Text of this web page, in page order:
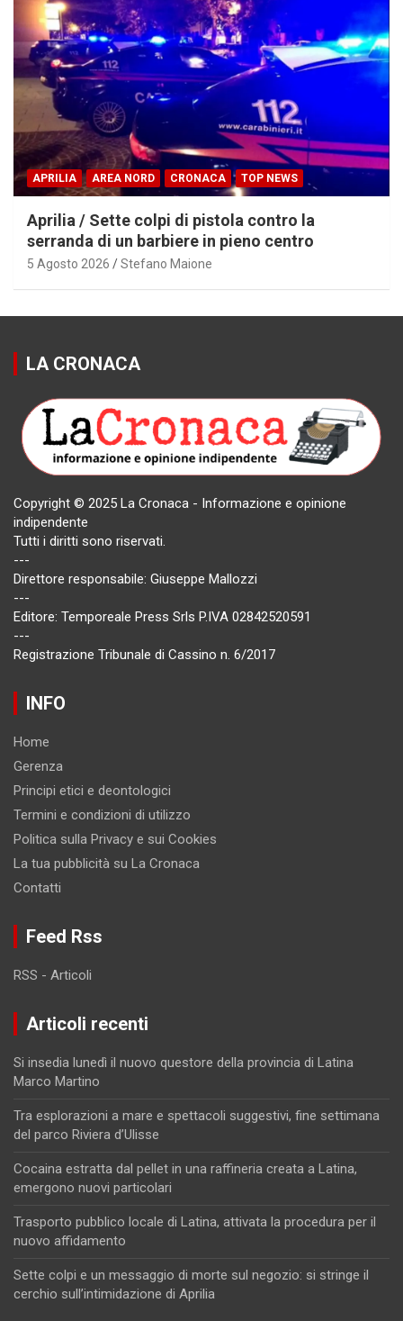
APRILIA AREA NORD CRONACA TOP NEWS
Aprilia / Sette colpi di pistola contro la
serranda di un barbiere in pieno centro
5 Agosto 2026 Stefano Maione
LA CRONACA
Copyright © 2025 La Cronaca - Informazione e opinione
indipendente
Tutti i diritti sono riservati.
---
Direttore responsabile: Giuseppe Mallozzi
---
Editore: Temporeale Press Srls P.IVA 02842520591
---
Registrazione Tribunale di Cassino n. 6/2017
INFO
Home
Gerenza
Principi etici e deontologici
Termini e condizioni di utilizzo
Politica sulla Privacy e sui Cookies
La tua pubblicità su La Cronaca
Contatti
Feed Rss
RSS - Articoli
Articoli recenti
Si insedia lunedì il nuovo questore della provincia di Latina
Marco Martino
Tra esplorazioni a mare e spettacoli suggestivi, fine settimana
del parco Riviera d’Ulisse
Cocaina estratta dal pellet in una raffineria creata a Latina,
emergono nuovi particolari
Trasporto pubblico locale di Latina, attivata la procedura per il
nuovo affidamento
Sette colpi e un messaggio di morte sul negozio: si stringe il
cerchio sull’intimidazione di Aprilia